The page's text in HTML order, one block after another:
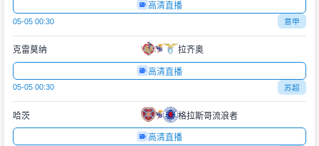
高清直播
05-05 00:30 意甲
克雷莫纳 拉齐奥
高清直播
05-05 00:30 苏超
哈茨 格拉斯哥流浪者
高清直播